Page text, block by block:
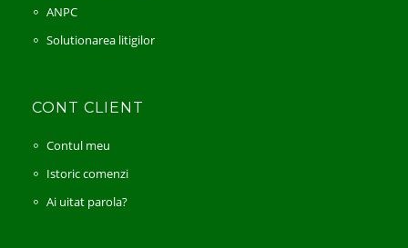
ANPC
Solutionarea litigilor
CONT CLIENT
Contul meu
Istoric comenzi
Ai uitat parola?